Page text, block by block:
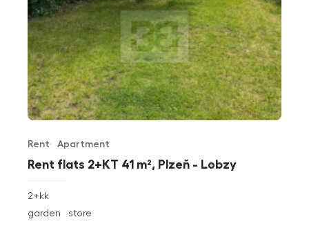
Rent flats 2+KT 41 m², Plzeň - Lobzy
Offer type
Rent
Property type
Apartment
rozměry
2+kk
funkce
garden store